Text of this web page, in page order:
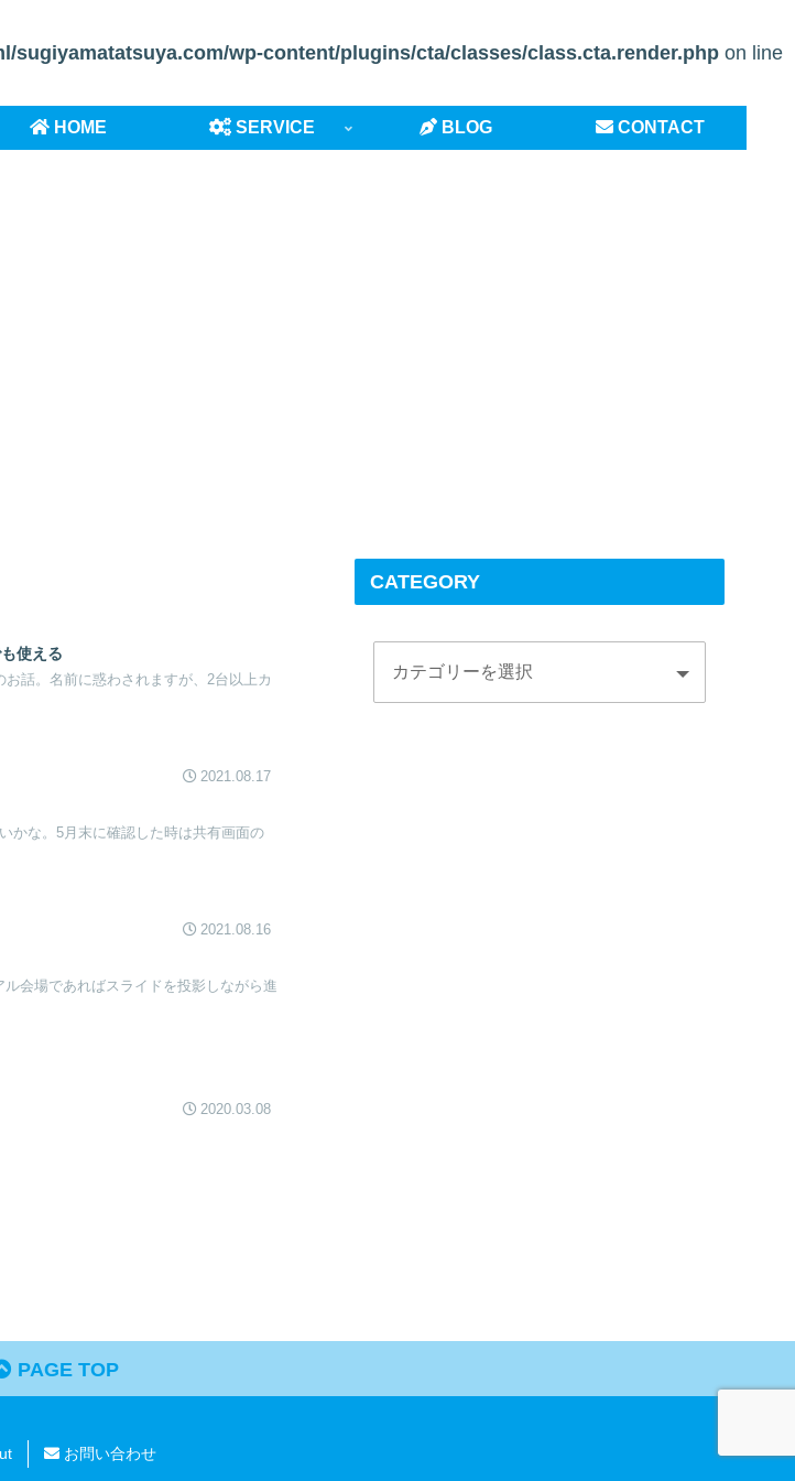
sugiyamatatsuya.com/wp-content/plugins/cta/classes/class.cta.render.php on line
HOME SERVICE BLOG CONTACT
使える
話。名前に惑わされますが、2台以上カ
2021.08.17
かな。5月末に確認した時は共有画面の
2021.08.16
会場であればスライドを投影しながら進
2020.03.08
CATEGORY
PAGE TOP
お問い合わせ